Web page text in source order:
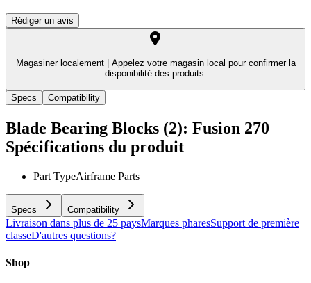
Rédiger un avis
Magasiner localement |
Appelez votre magasin local pour confirmer la
disponibilité des produits.
Specs Compatibility
Blade Bearing Blocks (2): Fusion 270
Spécifications du produit
Part TypeAirframe Parts
Specs Compatibility
Livraison dans plus de 25 paysMarques pharesSupport de première
classeD'autres questions?
Shop